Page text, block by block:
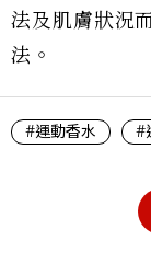
法及肌膚狀況
法。
#運動香水 #